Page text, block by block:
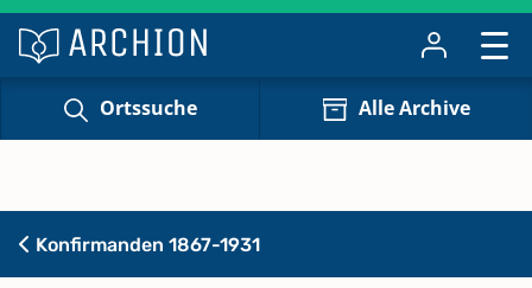
Ortssuche Alle Archive
Konfirmanden 1867-1931